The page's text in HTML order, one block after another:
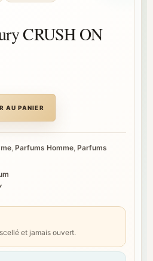
CRUSH ON
AU PANIER
, Parfums Homme, Parfums
et jamais ouvert.